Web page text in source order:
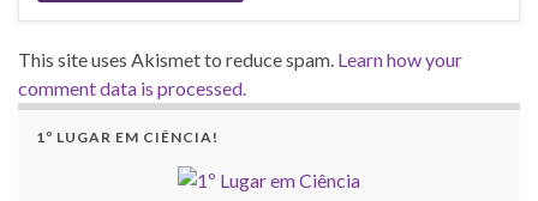
This site uses Akismet to reduce spam. Learn how your
comment data is processed.
1º LUGAR EM CIÊNCIA!